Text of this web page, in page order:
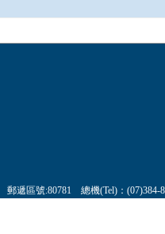
遞區號:80781 總機(Tel)：(07)384-